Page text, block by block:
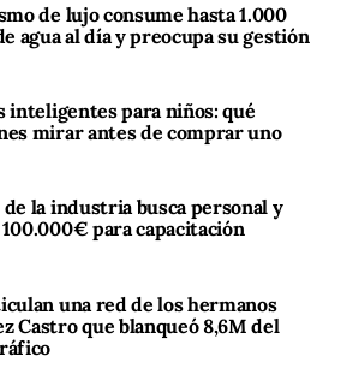
de lujo consume hasta 1.000
agua al día y preocupa su gestión
inteligentes para niños: qué
mirar antes de comprar uno
de la industria busca personal y
para capacitación
una red de los hermanos
Castro que blanqueó 8,6M del